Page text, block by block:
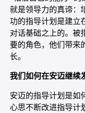
就是领导力的真谛：
功的指导计划是建立
对话基础之上的。被
要的角色，他们带来
长。
我们如何在安迈继续
安迈的指导计划是如
心思不断改进指导计